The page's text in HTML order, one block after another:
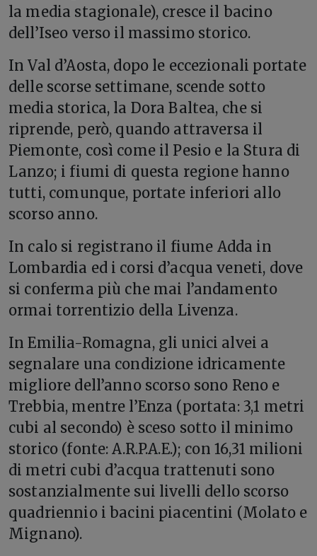
la media stagionale), cresce il bacino
dell’Iseo verso il massimo storico.
In Val d’Aosta, dopo le eccezionali portate
delle scorse settimane, scende sotto
media storica, la Dora Baltea, che si
riprende, però, quando attraversa il
Piemonte, così come il Pesio e la Stura di
Lanzo; i fiumi di questa regione hanno
tutti, comunque, portate inferiori allo
scorso anno.
In calo si registrano il fiume Adda in
Lombardia ed i corsi d’acqua veneti, dove
si conferma più che mai l’andamento
ormai torrentizio della Livenza.
In Emilia-Romagna, gli unici alvei a
segnalare una condizione idricamente
migliore dell’anno scorso sono Reno e
Trebbia, mentre l’Enza (portata: 3,1 metri
cubi al secondo) è sceso sotto il minimo
storico (fonte: A.R.P.A.E.); con 16,31 milioni
di metri cubi d’acqua trattenuti sono
sostanzialmente sui livelli dello scorso
quadriennio i bacini piacentini (Molato e
Mignano).